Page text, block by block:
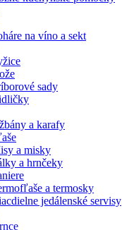
na víno a sekt
sady
a karafy
a misky
a hrnčeky
a termosky
jedálenské servisy